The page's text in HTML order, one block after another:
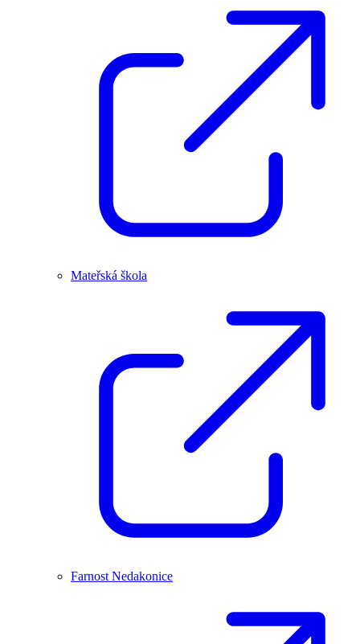
Mateřská škola
Farnost Nedakonice